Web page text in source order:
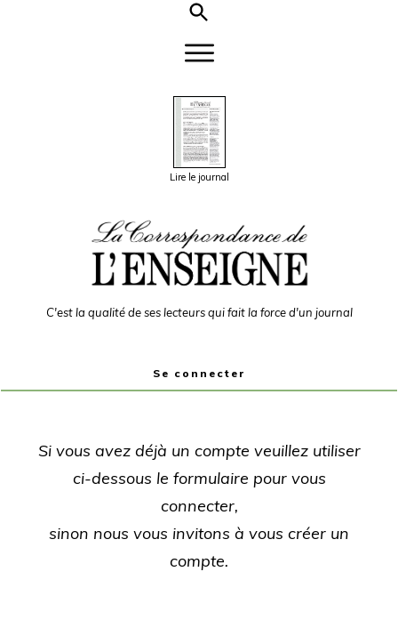
Lire le journal
C'est la qualité de ses lecteurs qui fait la force d'un journal
Se connecter
Si vous avez déjà un compte veuillez utiliser
ci-dessous le formulaire pour vous
connecter,
sinon nous vous invitons à vous créer un
compte.